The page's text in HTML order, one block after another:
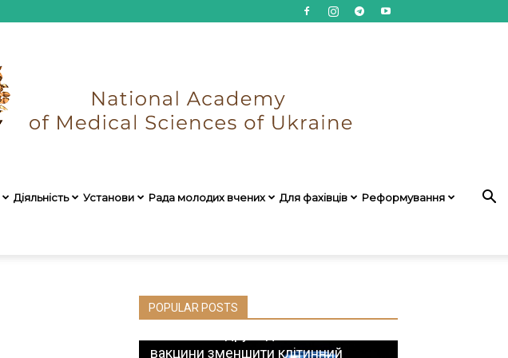
Діяльність Установи Рада молодих вчених Для фахівців Реформування
POPULAR POSTS
вакцини зменшити клітинний